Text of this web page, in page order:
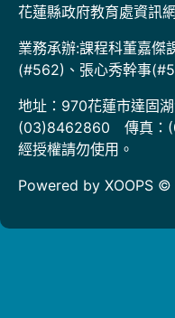
花蓮縣政府教育處資訊
業務承辦:課程科董嘉傑
(#562)、張心秀幹事
地址：970花蓮市達固
(03)8462860 傳真：
經授權請勿使用。
Powered by XOOPS ©